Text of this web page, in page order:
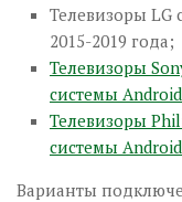
Телевизоры LG
2015-2019 года;
Телевизоры
системы
Телевизоры
системы
Варианты